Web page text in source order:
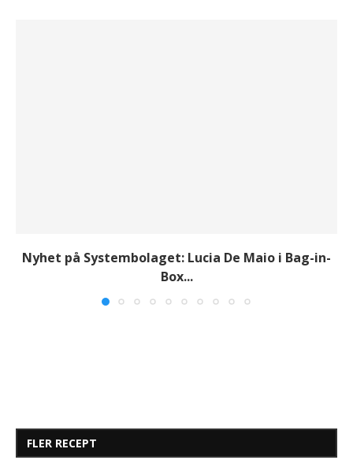
Nyhet på Systembolaget: Lucia De Maio i Bag-in-
Box...
FLER RECEPT